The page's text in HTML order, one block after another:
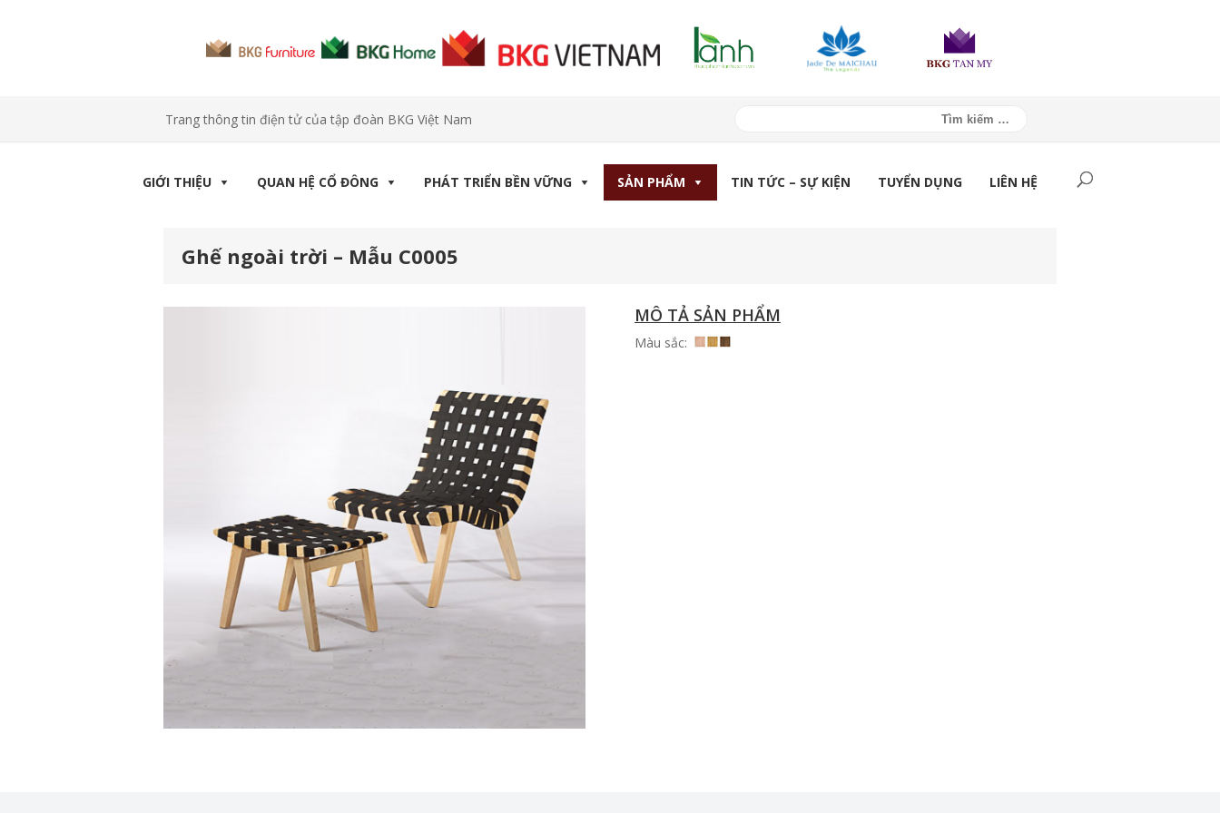
Trang thông tin điện tử của tập đoàn BKG Việt Nam
GIỚI THIỆU QUAN HỆ CỔ ĐÔNG PHÁT TRIỂN BỀN VỮNG SẢN PHẨM TIN TỨC – SỰ KIỆN TUYỂN DỤNG LIÊN HỆ
Ghế ngoài trời – Mẫu C0005
MÔ TẢ SẢN PHẨM
Màu sắc: